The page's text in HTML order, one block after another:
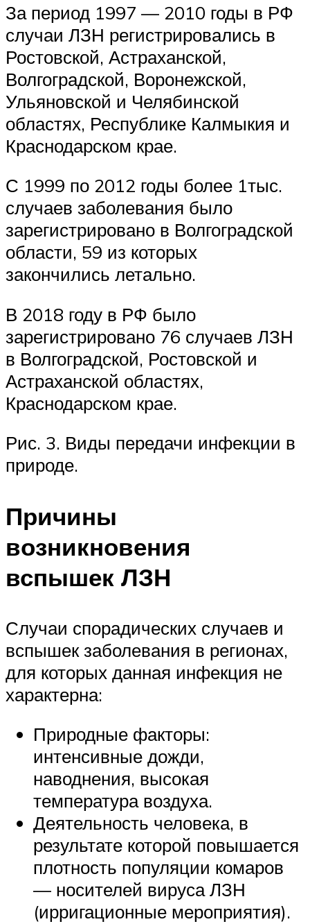
За период 1997 — 2010 годы в РФ
случаи ЛЗН регистрировались в
Ростовской, Астраханской,
Волгоградской, Воронежской,
Ульяновской и Челябинской
областях, Республике Калмыкия и
Краснодарском крае.
С 1999 по 2012 годы более 1тыс.
случаев заболевания было
зарегистрировано в Волгоградской
области, 59 из которых
закончились летально.
В 2018 году в РФ было
зарегистрировано 76 случаев ЛЗН
в Волгоградской, Ростовской и
Астраханской областях,
Краснодарском крае.
Рис. 3. Виды передачи инфекции в
природе.
Причины
возникновения
вспышек ЛЗН
Случаи спорадических случаев и
вспышек заболевания в регионах,
для которых данная инфекция не
характерна:
Природные факторы:
интенсивные дожди,
наводнения, высокая
температура воздуха.
Деятельность человека, в
результате которой повышается
плотность популяции комаров
— носителей вируса ЛЗН
(ирригационные мероприятия).